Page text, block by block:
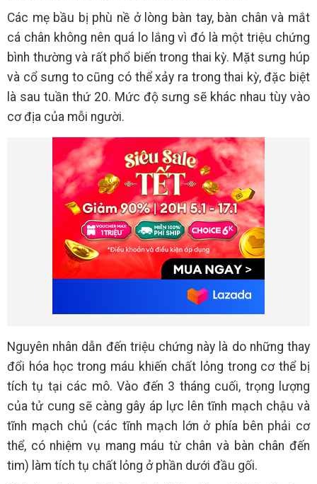
Các mẹ bầu bị phù nề ở lòng bàn tay, bàn chân và mắt
cá chân không nên quá lo lắng vì đó là một triệu chứng
bình thường và rất phổ biến trong thai kỳ. Mặt sưng húp
và cổ sưng to cũng có thể xảy ra trong thai kỳ, đặc biệt
là sau tuần thứ 20. Mức độ sưng sẽ khác nhau tùy vào
cơ địa của mỗi người.
Nguyên nhân dẫn đến triệu chứng này là do những thay
đổi hóa học trong máu khiến chất lỏng trong cơ thể bị
tích tụ tại các mô. Vào đến 3 tháng cuối, trọng lượng
của tử cung sẽ càng gây áp lực lên tĩnh mạch chậu và
tĩnh mạch chủ (các tĩnh mạch lớn ở phía bên phải cơ
thể, có nhiệm vụ mang máu từ chân và bàn chân đến
tim) làm tích tụ chất lỏng ở phần dưới đầu gối.